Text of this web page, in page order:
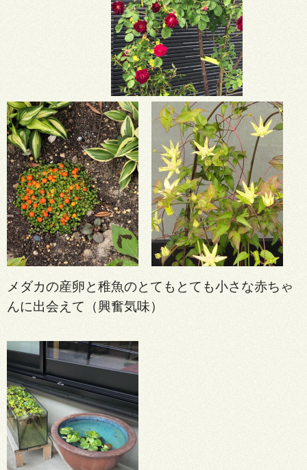
メダカの産卵と稚魚のとてもとても小さな赤ちゃ
んに出会えて（興奮気味）